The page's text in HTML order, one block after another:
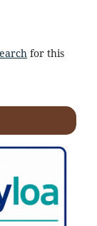
for this